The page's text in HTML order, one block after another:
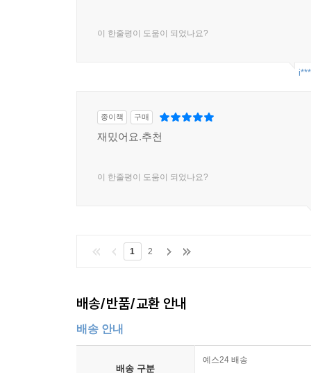
이 한줄평이 도움이 되었나요?
종이책 구매
재밌어요.추천
이 한줄평이 도움이 되었나요?
1 2
배송/반품/교환 안내
배송 안내
배송 구분
예스24 배송